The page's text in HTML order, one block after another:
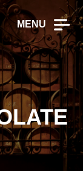
MENU